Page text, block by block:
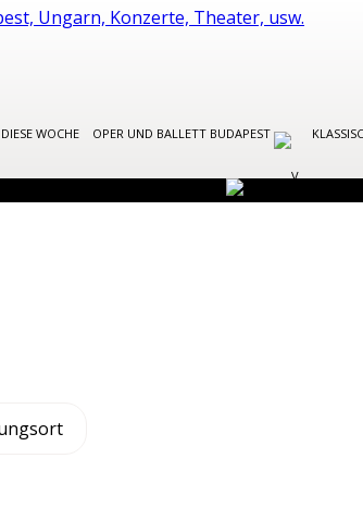
DIESE WOCHE OPER UND BALLETT BUDAPEST